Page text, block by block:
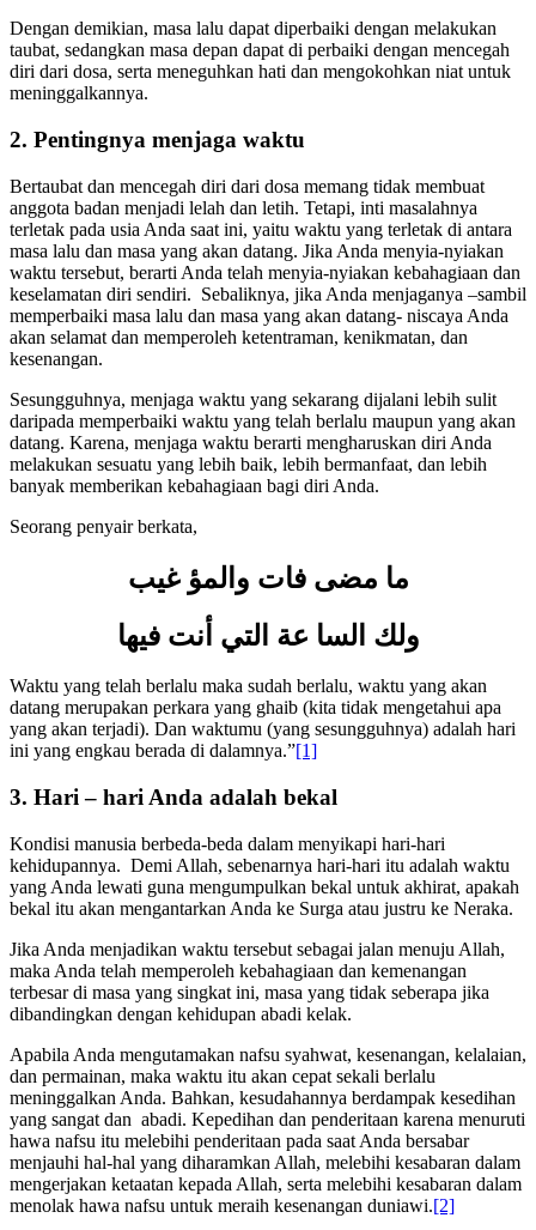
Dengan demikian, masa lalu dapat diperbaiki dengan melakukan
taubat, sedangkan masa depan dapat di perbaiki dengan mencegah
diri dari dosa, serta meneguhkan hati dan mengokohkan niat untuk
Bertaubat dan mencegah diri dari dosa memang tidak membuat
anggota badan menjadi lelah dan letih. Tetapi, inti masalahnya
terletak pada usia Anda saat ini, yaitu waktu yang terletak di antara
masa lalu dan masa yang akan datang. Jika Anda menyia-nyiakan
waktu tersebut, berarti Anda telah menyia-nyiakan kebahagiaan dan
keselamatan diri sendiri. Sebaliknya, jika Anda menjaganya –sambil
memperbaiki masa lalu dan masa yang akan datang- niscaya Anda
akan selamat dan memperoleh ketentraman, kenikmatan, dan
Sesungguhnya, menjaga waktu yang sekarang dijalani lebih sulit
daripada memperbaiki waktu yang telah berlalu maupun yang akan
datang. Karena, menjaga waktu berarti mengharuskan diri Anda
melakukan sesuatu yang lebih baik, lebih bermanfaat, dan lebih
ما مضى فات والمؤ غيب
ولك السا عة التي أنت فيها
Waktu yang telah berlalu maka sudah berlalu, waktu yang akan
datang merupakan perkara yang ghaib (kita tidak mengetahui apa
yang akan terjadi). Dan waktumu (yang sesungguhnya) adalah hari
Kondisi manusia berbeda-beda dalam menyikapi hari-hari
kehidupannya. Demi Allah, sebenarnya hari-hari itu adalah waktu
yang Anda lewati guna mengumpulkan bekal untuk akhirat, apakah
Jika Anda menjadikan waktu tersebut sebagai jalan menuju Allah,
maka Anda telah memperoleh kebahagiaan dan kemenangan
terbesar di masa yang singkat ini, masa yang tidak seberapa jika
Apabila Anda mengutamakan nafsu syahwat, kesenangan, kelalaian,
dan permainan, maka waktu itu akan cepat sekali berlalu
meninggalkan Anda. Bahkan, kesudahannya berdampak kesedihan
yang sangat dan abadi. Kepedihan dan penderitaan karena menuruti
hawa nafsu itu melebihi penderitaan pada saat Anda bersabar
menjauhi hal-hal yang diharamkan Allah, melebihi kesabaran dalam
mengerjakan ketaatan kepada Allah, serta melebihi kesabaran dalam